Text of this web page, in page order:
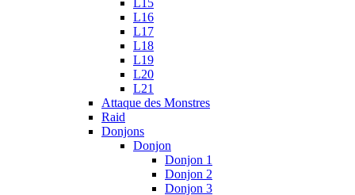
L15
L16
L17
L18
L19
L20
L21
Attaque des Monstres
Raid
Donjons
Donjon
Donjon 1
Donjon 2
Donjon 3